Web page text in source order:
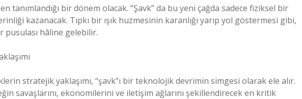
tanımlandığı bir dönem olacak. “Şavk” da bu yeni çağda sadece fiziksel bir
kazanacak. Tıpkı bir ışık huzmesinin karanlığı yarıp yol göstermesi gibi,
pusulası hâline gelebilir.
stratejik yaklaşımı, “şavk”ı bir teknolojik devrimin simgesi olarak ele alır.
savaşlarını, ekonomilerini ve iletişim ağlarını şekillendirecek en kritik